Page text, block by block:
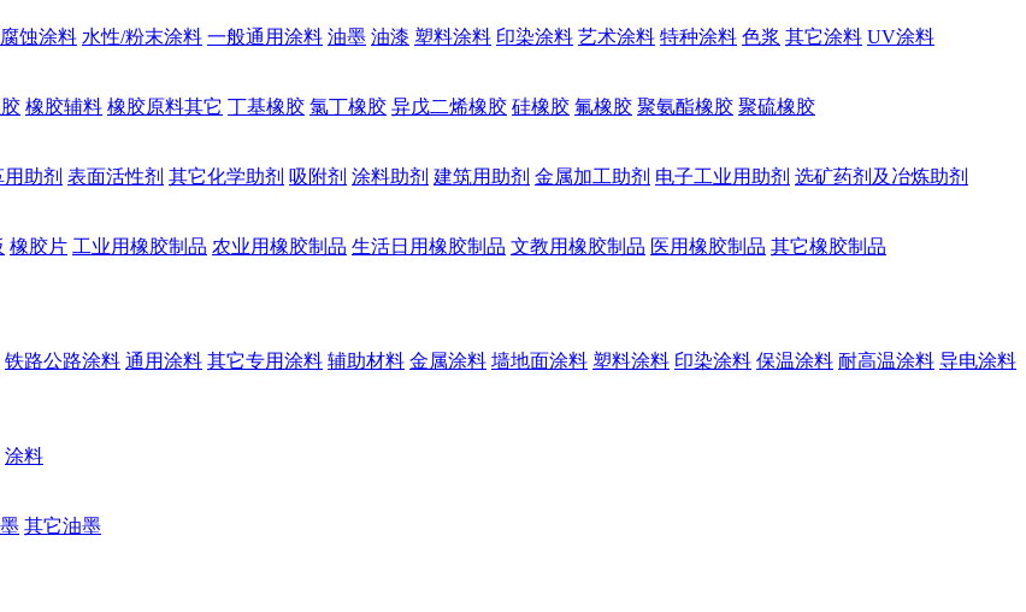
蚀涂料 水性/粉末涂料 一般通用涂料 油墨 油漆 塑料涂料 印染涂料 艺术涂料 特种涂料 色浆 其它涂料 UV涂料
橡胶辅料 橡胶原料其它 丁基橡胶 氯丁橡胶 异戊二烯橡胶 硅橡胶 氟橡胶 聚氨酯橡胶 聚硫橡胶
用助剂 表面活性剂 其它化学助剂 吸附剂 涂料助剂 建筑用助剂 金属加工助剂 电子工业用助剂 选矿药剂及冶炼助剂
橡胶片 工业用橡胶制品 农业用橡胶制品 生活日用橡胶制品 文教用橡胶制品 医用橡胶制品 其它橡胶制品
铁路公路涂料 通用涂料 其它专用涂料 辅助材料 金属涂料 墙地面涂料 塑料涂料 印染涂料 保温涂料 耐高温涂料 导电涂料
涂料
其它油墨